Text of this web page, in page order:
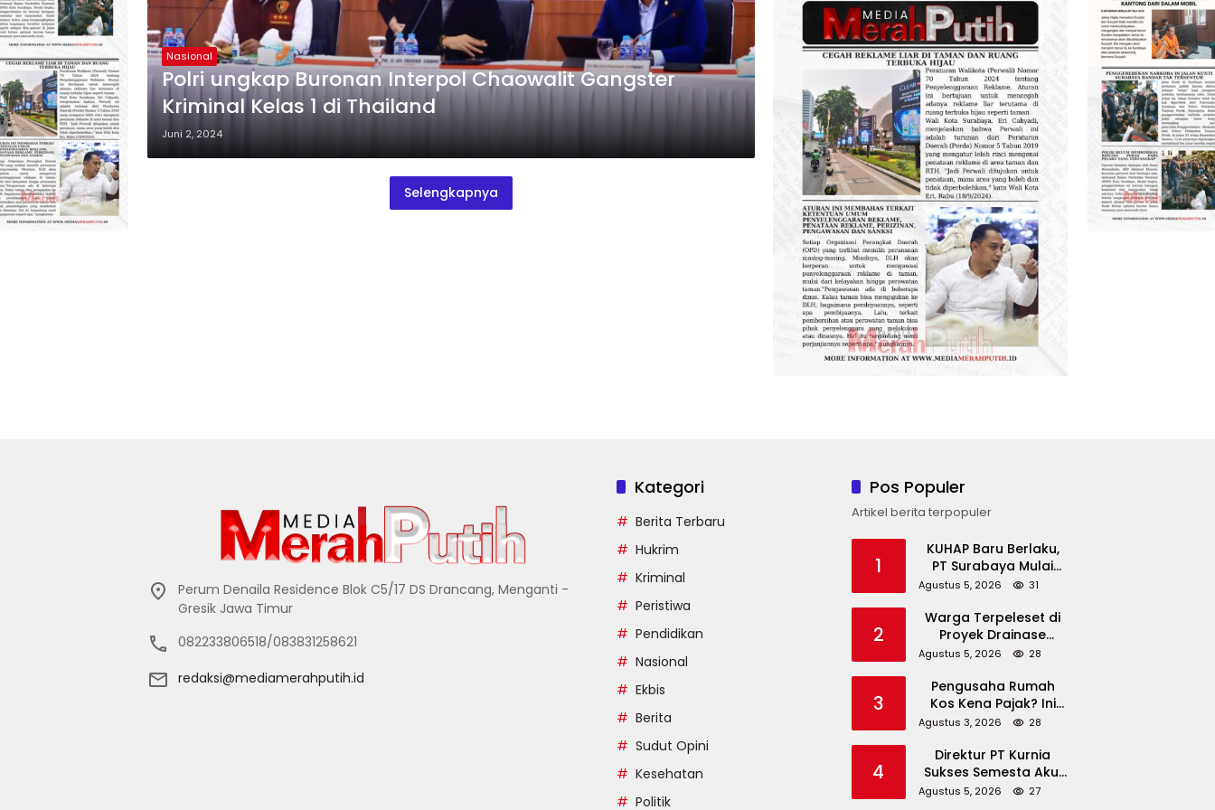
Nasional
Polri ungkap Buronan Interpol Chaowalit Gangster
Kriminal Kelas 1 di Thailand
Juni 2, 2024
Selengkapnya
Perum Denaila Residence Blok C5/17 DS Drancang, Menganti -
Gresik Jawa Timur
082233806518/083831258621
redaksi@mediamerahputih.id
Kategori
Berita Terbaru
Hukrim
Kriminal
Peristiwa
Pendidikan
Nasional
Ekbis
Berita
Sudut Opini
Kesehatan
Politik
Pos Populer
Artikel berita terpopuler
1
KUHAP Baru Berlaku,
PT Surabaya Mulai
Gelar Sidang
Pidana
Agustus 5, 2026 31
2
Warga Terpeleset di
Proyek Drainase
Ngemplak, Kontraktor
Biaya Korban
Agustus 5, 2026 28
3
Pengusaha Rumah
Kos Kena Pajak? Ini
Syarat Batas
Agustus 3, 2026 28
4
Direktur PT Kurnia
Sukses Semesta Akui
Ubah Dokumen
Agustus 5, 2026 27